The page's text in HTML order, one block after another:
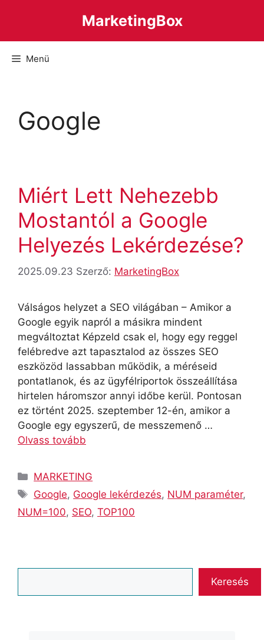
MarketingBox
Menü
Google
Miért Lett Nehezebb
Mostantól a Google
Helyezés Lekérdezése?
2025.09.23 Szerző: MarketingBox
Válságos helyzet a SEO világában – Amikor a
Google egyik napról a másikra mindent
megváltoztat Képzeld csak el, hogy egy reggel
felébredve azt tapasztalod az összes SEO
eszközöd lassabban működik, a méréseid
pontatlanok, és az ügyfélriportok összeállítása
hirtelen háromszor annyi időbe kerül. Pontosan
ez történt 2025. szeptember 12-én, amikor a
Google egy egyszerű, de messzemenő …
Olvass tovább
Kategória
MARKETING
Címkék
Google, Google lekérdezés, NUM paraméter,
NUM=100, SEO, TOP100
Keresés